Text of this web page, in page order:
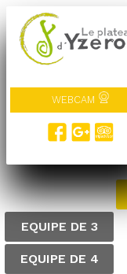
WEBCAM
TARIFS
EQUIPE DE 3
EQUIPE DE 4